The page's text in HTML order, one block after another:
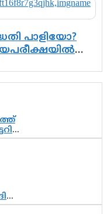
പാളിയോ?